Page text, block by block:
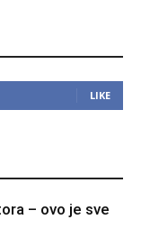
LIKE
– ovo je sve